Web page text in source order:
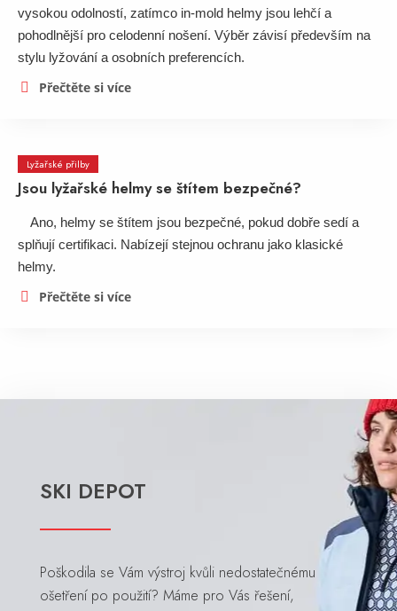
vysokou odolností, zatímco in-mold helmy jsou lehčí a
pohodlnější pro celodenní nošení. Výběr závisí především na
stylu lyžování a osobních preferencích.
Přečtěte si více
Lyžařské přilby
Jsou lyžařské helmy se štítem bezpečné?
Ano, helmy se štítem jsou bezpečné, pokud dobře sedí a
splňují certifikaci. Nabízejí stejnou ochranu jako klasické
helmy.
Přečtěte si více
SKI DEPOT
Poškodila se Vám výstroj kvůli nedostatečnému
ošetření po použití? Máme pro Vás řešení,